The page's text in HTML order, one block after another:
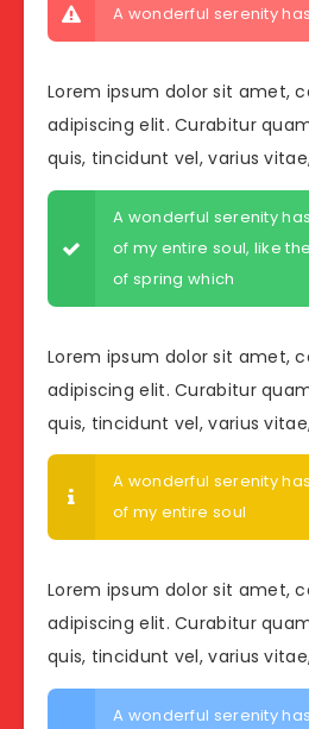
A wonderful serenity
Lorem ipsum dolor sit amet,
adipiscing elit. Curabitur
quis, tincidunt vel, varius
A wonderful serenity
of my entire soul, like
of spring which
Lorem ipsum dolor sit amet,
adipiscing elit. Curabitur
quis, tincidunt vel, varius
A wonderful serenity
of my entire soul
Lorem ipsum dolor sit amet,
adipiscing elit. Curabitur
quis, tincidunt vel, varius
A wonderful serenity